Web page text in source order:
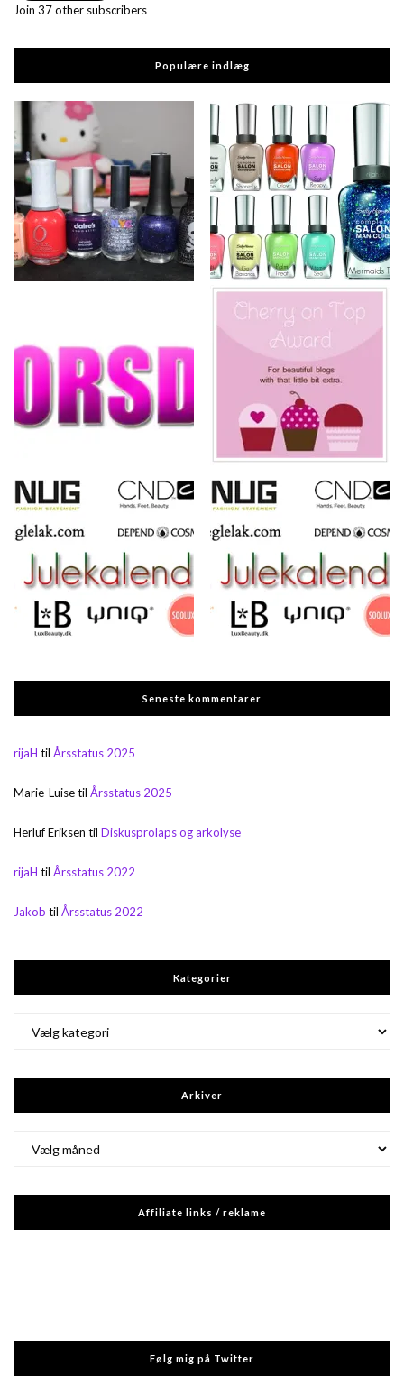
Join 37 other subscribers
Populære indlæg
Seneste kommentarer
rijaH til Årsstatus 2025
Marie-Luisetil Årsstatus 2025
Herluf Eriksen til Diskusprolaps og arkolyse
rijaH til Årsstatus 2022
Jakob til Årsstatus 2022
Kategorier
Arkiver
Affiliate links / reklame
Følg mig på Twitter